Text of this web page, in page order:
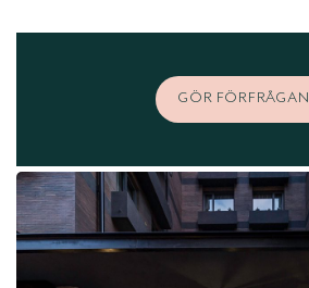
GÖR FÖRFRÅGAN